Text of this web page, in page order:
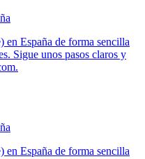
España de forma sencilla
Sigue unos pasos claros y
España de forma sencilla